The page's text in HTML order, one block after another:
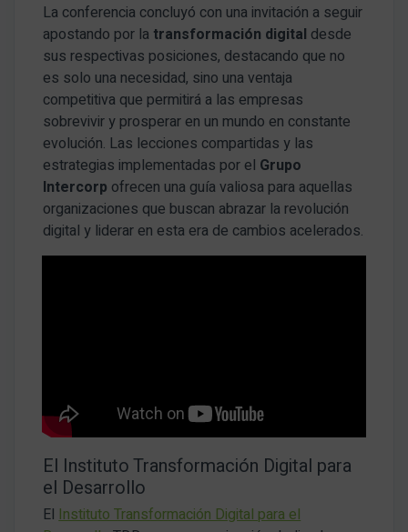
La conferencia concluyó con una invitación a seguir
apostando por la transformación digital desde
sus respectivas posiciones, destacando que no
es solo una necesidad, sino una ventaja
competitiva que permitirá a las empresas
sobrevivir y prosperar en un mundo en constante
evolución. Las lecciones compartidas y las
estrategias implementadas por el Grupo
Intercorp ofrecen una guía valiosa para aquellas
organizaciones que buscan abrazar la revolución
digital y liderar en esta era de cambios acelerados.
El Instituto Transformación Digital para
el Desarrollo
ElInstituto Transformación Digital para el